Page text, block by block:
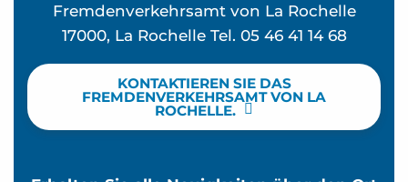
Fremdenverkehrsamt von La Rochelle
17000, La Rochelle Tel. 05 46 41 14 68
KONTAKTIEREN SIE DAS
FREMDENVERKEHRSAMT VON LA
ROCHELLE.